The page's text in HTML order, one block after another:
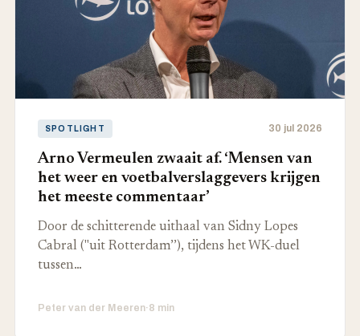
SPOTLIGHT 30 jul 2026
Arno Vermeulen zwaait af. ‘Mensen van
het weer en voetbalverslaggevers krijgen
het meeste commentaar’
Door de schitterende uithaal van Sidny Lopes
Cabral ("uit Rotterdam’’), tijdens het WK-duel
tussen…
Peter van der Meeren·8 min